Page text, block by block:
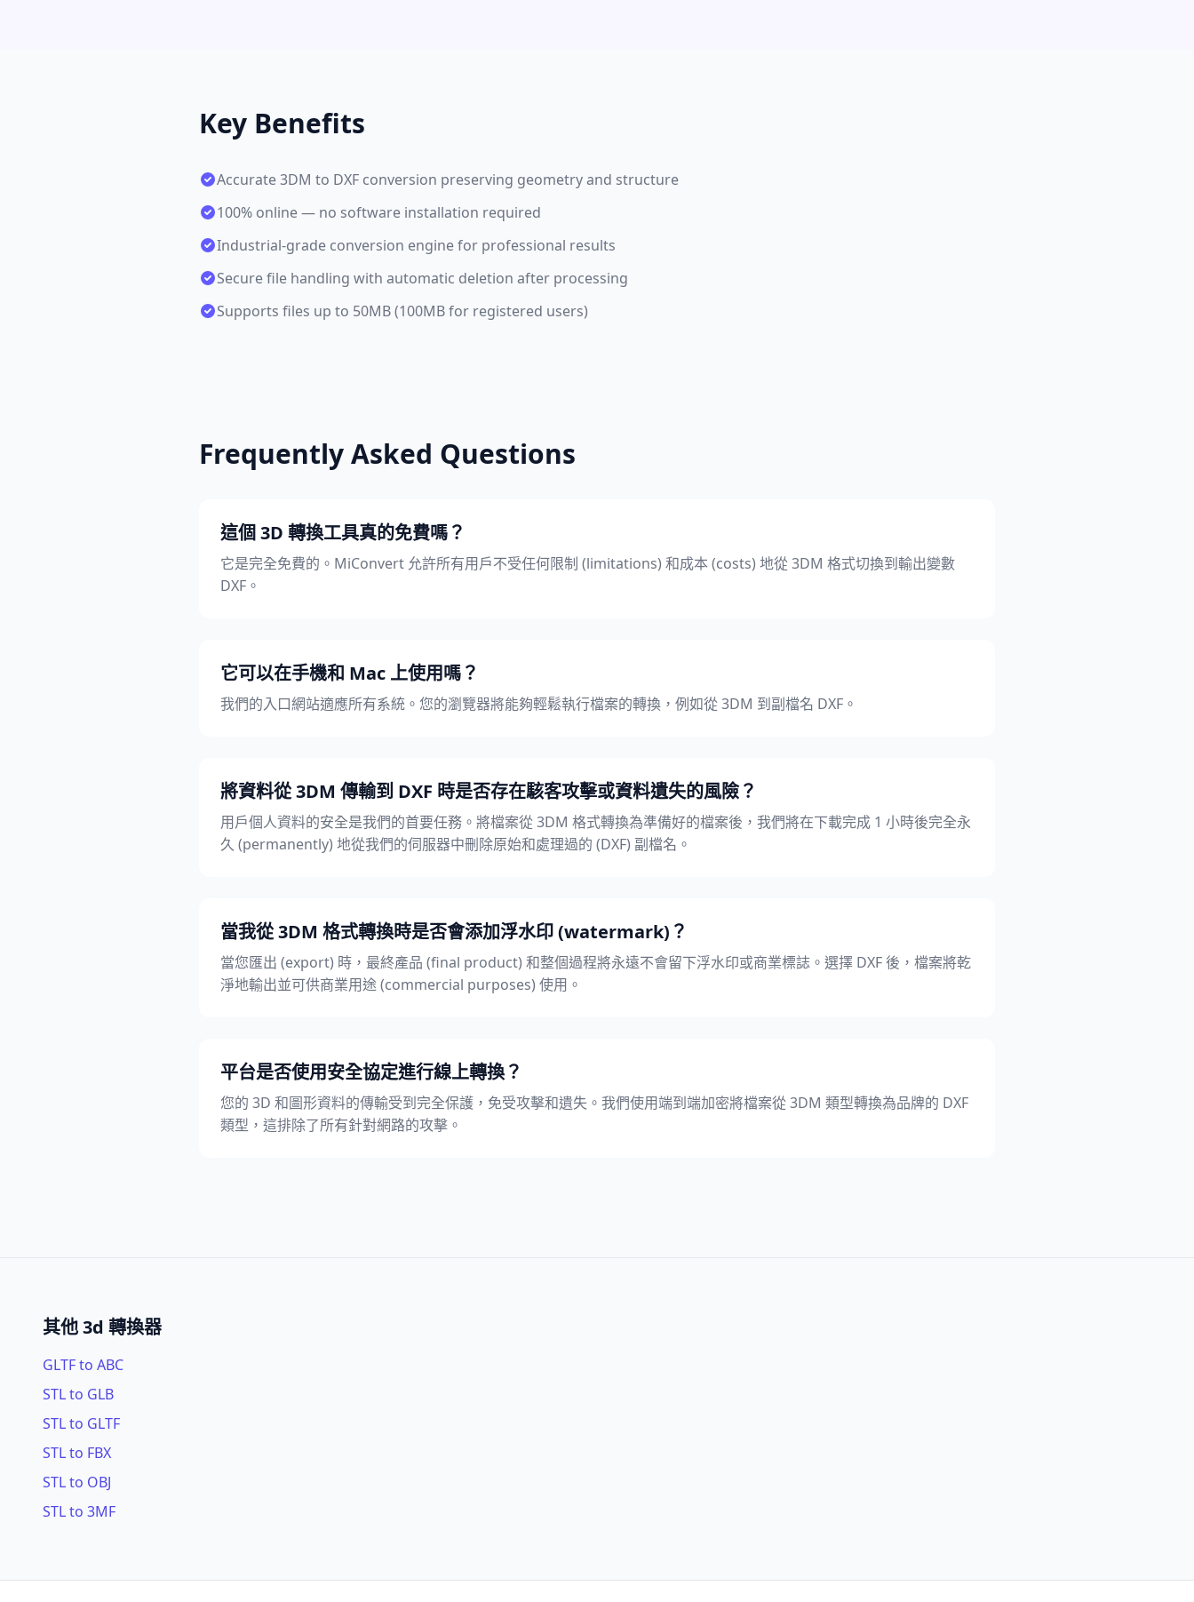
Key Benefits
Accurate 3DM to DXF conversion preserving geometry and structure
100% online — no software installation required
Industrial-grade conversion engine for professional results
Secure file handling with automatic deletion after processing
Supports files up to 50MB (100MB for registered users)
Frequently Asked Questions
這個 3D 轉換工具真的免費嗎？
它是完全免費的。MiConvert 允許所有用戶不受任何限制 (limitations) 和成本 (costs) 地從 3DM 格式切換到輸出變數
DXF。
它可以在手機和 Mac 上使用嗎？
我們的入口網站適應所有系統。您的瀏覽器將能夠輕鬆執行檔案的轉換，例如從 3DM 到副檔名 DXF。
將資料從 3DM 傳輸到 DXF 時是否存在駭客攻擊或資料遺失的風險？
用戶個人資料的安全是我們的首要任務。將檔案從 3DM 格式轉換為準備好的檔案後，我們將在下載完成 1 小時後完全永
久 (permanently) 地從我們的伺服器中刪除原始和處理過的 (DXF) 副檔名。
當我從 3DM 格式轉換時是否會添加浮水印 (watermark)？
當您匯出 (export) 時，最終產品 (final product) 和整個過程將永遠不會留下浮水印或商業標誌。選擇 DXF 後，檔案將乾
淨地輸出並可供商業用途 (commercial purposes) 使用。
平台是否使用安全協定進行線上轉換？
您的 3D 和圖形資料的傳輸受到完全保護，免受攻擊和遺失。我們使用端到端加密將檔案從 3DM 類型轉換為品牌的 DXF
類型，這排除了所有針對網路的攻擊。
其他 3d 轉換器
GLTF to ABC
STL to GLB
STL to GLTF
STL to FBX
STL to OBJ
STL to 3MF